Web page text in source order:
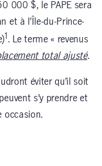
000 $, le PAPE sera
et à l’Île-du-Prince-
1 . Le terme « revenus
total ajusté.
éviter qu’il soit
s’y prendre et
occasion.